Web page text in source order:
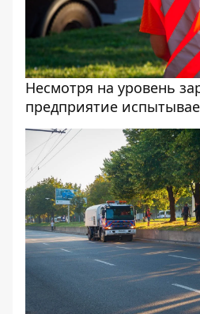
Несмотря на уровень
предприятие